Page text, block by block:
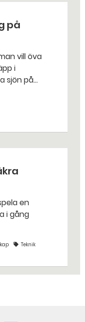
på
i
sjön på
i gång
vid
Teknik